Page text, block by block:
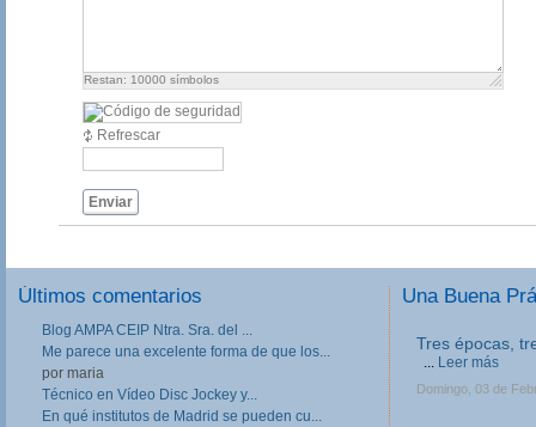
Restan: 10000 símbolos
Refrescar
Enviar
Últimos comentarios
Blog AMPA CEIP Ntra. Sra. del ...
Me parece una excelente forma de que los...
por maria
Técnico en Vídeo Disc Jockey y...
En qué institutos de Madrid se pueden cu...
Una Buena
III Jornadas de
Formación
Las III Jornadas
Formación